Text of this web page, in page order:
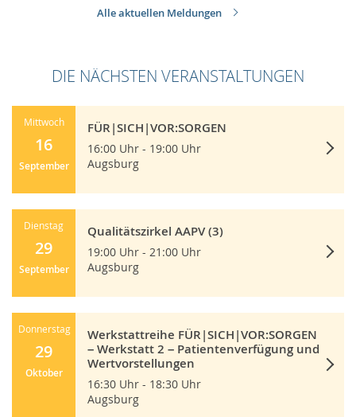
Alle aktuellen Meldungen
DIE NÄCHSTEN VERANSTALTUNGEN
Mittwoch
16
September
FÜR|SICH|VOR:SORGEN
16:00 Uhr - 19:00 Uhr
Augsburg
Dienstag
29
September
Qualitätszirkel AAPV (3)
19:00 Uhr - 21:00 Uhr
Augsburg
Donnerstag
29
Oktober
Werkstattreihe FÜR|SICH|VOR:SORGEN
– Werkstatt 2 – Patientenverfügung und
Wertvorstellungen
16:30 Uhr - 18:30 Uhr
Augsburg